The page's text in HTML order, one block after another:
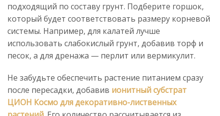
подходящий по составу грунт. Подберите горшок,
который будет соответствовать размеру корневой
системы. Например, для калатей лучше
использовать слабокислый грунт, добавив торф и
песок, а для дренажа — перлит или вермикулит.
Не забудьте обеспечить растение питанием сразу
после пересадки, добавив ионитный субстрат
ЦИОН Космо для декоративно-лиственных